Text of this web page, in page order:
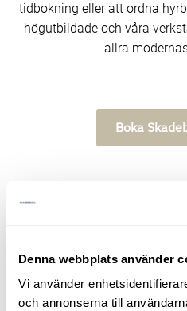
Denna webbplats använder
Vi använder
och annonserna till
tidbokning eller att ordna
högutbildade och våra
allra
Boka
Våra
Öppettiderna gäller